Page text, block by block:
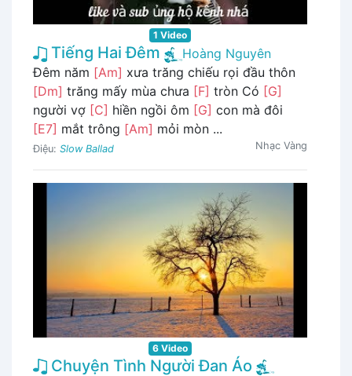
1 Video
Tiếng Hai Đêm
Hoàng Nguyên
Đêm năm [Am] xưa trăng chiếu rọi đầu thôn
[Dm] trăng mấy mùa chưa [F] tròn Có [G]
người vợ [C] hiền ngồi ôm [G] con mà đôi
[E7] mắt trông [Am] mỏi mòn ...
Điệu: Slow Ballad Nhạc Vàng
6 Video
Chuyện Tình Người Đan Áo